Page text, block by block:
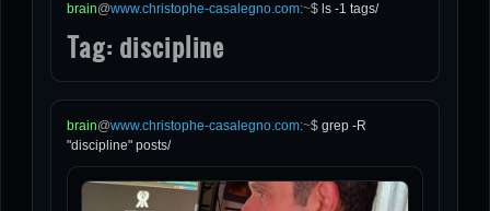
brain@www.christophe-casalegno.com:~$ ls -1 tags/
Tag: discipline
brain@www.christophe-casalegno.com:~$ grep -R
"discipline" posts/